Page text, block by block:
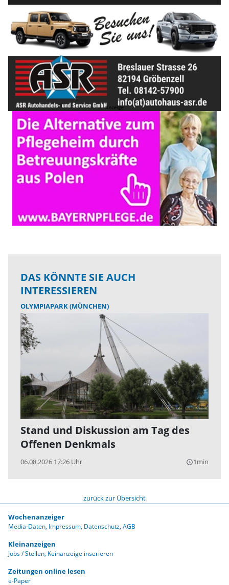
DAS KÖNNTE SIE AUCH
INTERESSIEREN
OLYMPIAPARK (MÜNCHEN)
Stand und Diskussion am Tag des
Offenen Denkmals
06.08.2026 17:26 Uhr query_builder1min
zurück zur Übersicht
Wochenanzeiger
Media-Daten Impressum Datenschutz AGB
Kleinanzeigen
Jobs / Stellen Keinanzeige inserieren
Zeitungen online lesen
e-Paper